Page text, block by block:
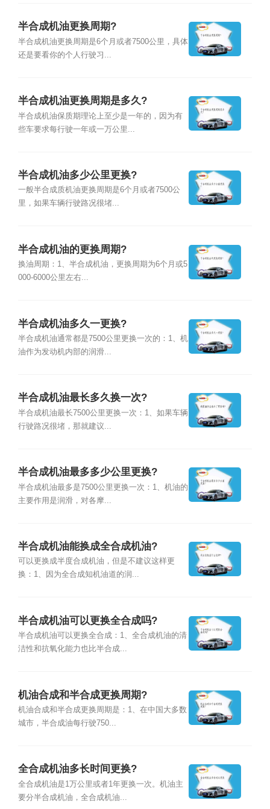
半合成机油更换周期?
半合成机油更换周期是6个月或者7500公里，具体
还是要看你的个人行驶习...
半合成机油更换周期是多久?
半合成机油保质期理论上至少是一年的，因为有
些车要求每行驶一年或一万公里...
半合成机油多少公里更换?
一般半合成质机油更换周期是6个月或者7500公
里，如果车辆行驶路况很堵...
半合成机油的更换周期?
换油周期：1、半合成机油，更换周期为6个月或5
000-6000公里左右...
半合成机油多久一更换?
半合成机油通常都是7500公里更换一次的：1、机
油作为发动机内部的润滑...
半合成机油最长多久换一次?
半合成机油最长7500公里更换一次：1、如果车辆
行驶路况很堵，那就建议...
半合成机油最多多少公里更换?
半合成机油最多是7500公里更换一次：1、机油的
主要作用是润滑，对各摩...
半合成机油能换成全合成机油?
可以更换成半度合成机油，但是不建议这样更
换：1、因为全合成知机油道的润...
半合成机油可以更换全合成吗?
半合成机油可以更换全合成：1、全合成机油的清
洁性和抗氧化能力也比半合成...
机油合成和半合成更换周期?
机油合成和半合成更换周期是：1、在中国大多数
城市，半合成油每行驶750...
全合成机油多长时间更换?
全合成机油是1万公里或者1年更换一次。机油主
要分半合成机油，全合成机油...